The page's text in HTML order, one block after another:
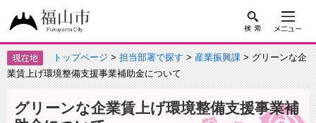
トップページ>担当部署で探す>産業振興課> グリーンな企
業賃上げ環境整備支援事業補助金について
グリーンな企業賃上げ環境整備支援事業補